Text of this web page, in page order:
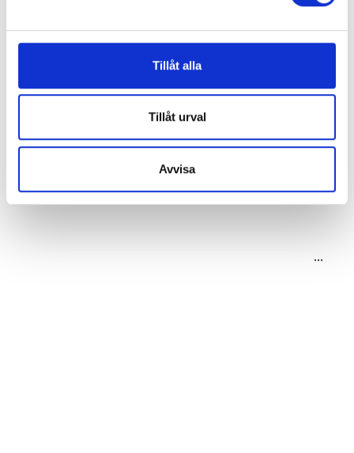
Tillåt alla
Tillåt urval
Avvisa